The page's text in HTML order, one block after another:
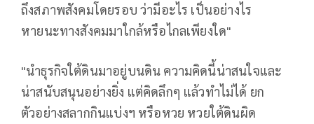
ถึงสภาพสังคมโดยรอบ ว่ามีอะไร เป็นอย่างไร
หายนะทางสังคมมาใกล้หรือไกลเพียงใด"
"นำธุรกิจใต้ดินมาอยู่บนดิน ความคิดนี้น่าสนใจและ
น่าสนับสนุนอย่างยิ่ง แต่คิดลึกๆ แล้วทำไม่ได้ ยก
ตัวอย่างสลากกินแบ่งฯ หรือหวย หวยใต้ดินผิด